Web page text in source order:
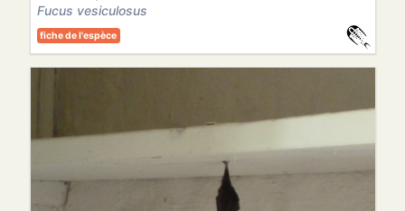
Fucus vesiculosus
fiche de l'espèce